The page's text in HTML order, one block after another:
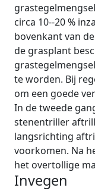
circa 10--20 %
bovenkant van
de grasplant
te worden. Bij
om een goede
In de tweede
stenentriller
langsrichting
voorkomen. Na
het overtollige
Invegen